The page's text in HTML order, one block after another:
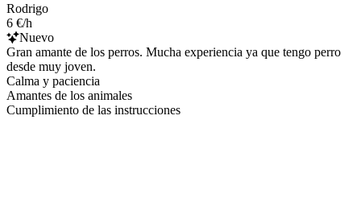
Rodrigo
6 €/h
Nuevo
Gran amante de los perros. Mucha experiencia ya que tengo perro
desde muy joven.
Calma y paciencia
Amantes de los animales
Cumplimiento de las instrucciones